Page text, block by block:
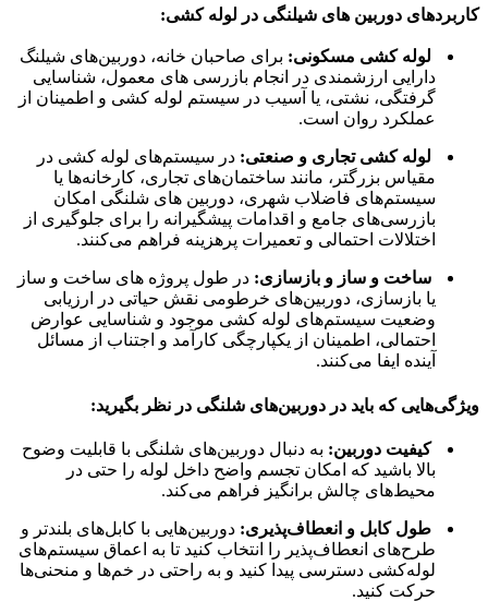
کاربردهای دوربین های شیلنگی در لوله کشی:
لوله کشی مسکونی: برای صاحبان خانه، دوربین‌های شیلنگ
دارایی ارزشمندی در انجام بازرسی های معمول، شناسایی
گرفتگی، نشتی، یا آسیب در سیستم لوله کشی و اطمینان از
عملکرد روان است.
لوله کشی تجاری و صنعتی: در سیستم‌های لوله کشی در
مقیاس بزرگتر، مانند ساختمان‌های تجاری، کارخانه‌ها یا
سیستم‌های فاضلاب شهری، دوربین های شلنگی امکان
بازرسی‌های جامع و اقدامات پیشگیرانه را برای جلوگیری از
اختلالات احتمالی و تعمیرات پرهزینه فراهم می‌کنند.
ساخت و ساز و بازسازی: در طول پروژه های ساخت و ساز
یا بازسازی، دوربین‌های خرطومی نقش حیاتی در ارزیابی
وضعیت سیستم‌های لوله کشی موجود و شناسایی عوارض
احتمالی، اطمینان از یکپارچگی کارآمد و اجتناب از مسائل
آینده ایفا می‌کنند.
ویژگی‌هایی که باید در دوربین‌های شلنگی در نظر بگیرید:
کیفیت دوربین: به دنبال دوربین‌های شلنگی با قابلیت وضوح
بالا باشید که امکان تجسم واضح داخل لوله را حتی در
محیط‌های چالش برانگیز فراهم می‌کند.
طول کابل و انعطاف‌پذیری: دوربین‌هایی با کابل‌های بلندتر و
طرح‌های انعطاف‌پذیر را انتخاب کنید تا به اعماق سیستم‌های
لوله‌کشی دسترسی پیدا کنید و به راحتی در خم‌ها و منحنی‌ها
حرکت کنید.